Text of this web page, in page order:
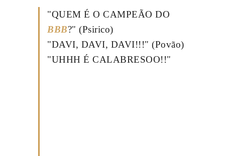
"QUEM É O CAMPEÃO DO
BBB?" (Psirico)
"DAVI, DAVI, DAVI!!!" (Povão)
"UHHH É CALABRESOO!!"